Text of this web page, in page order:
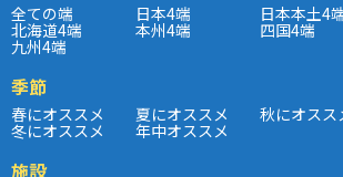
全ての端 日本4端 日本本土4
北海道4端 本州4端 四国4端
九州4端
季節
春にオススメ 夏にオススメ 秋にオスス
冬にオススメ 年中オススメ
施設